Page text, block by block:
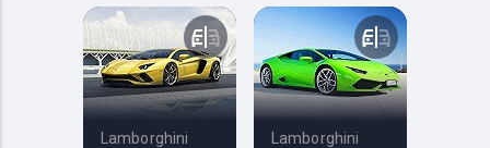
Lamborghini Lamborghini